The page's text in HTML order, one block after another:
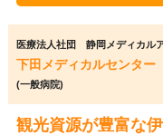
医療法人社団 静岡メディカル
下田メディカルセンター
(一般病院)
観光資源が豊富な